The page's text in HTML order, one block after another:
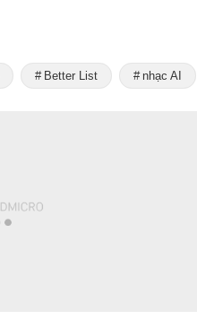
Better List nhạc AI